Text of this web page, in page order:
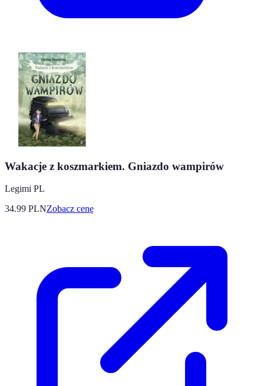
Wakacje z koszmarkiem. Gniazdo wampirów
Legimi PL
34.99 PLNZobacz cenę